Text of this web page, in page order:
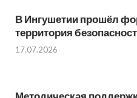
В Ингушетии прошёл
территория
17.07.2026